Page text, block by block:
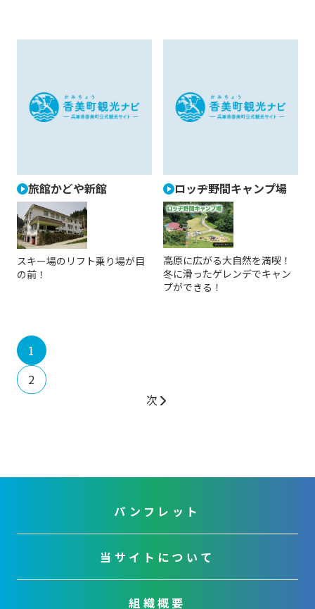
旅館かどや新館
スキー場のリフト乗り場が目
の前！
ロッヂ野間キャンプ場
高原に広がる大自然を満喫！
冬に滑ったゲレンデでキャン
プができる！
1
2
次
パンフレット
当サイトについて
組織概要